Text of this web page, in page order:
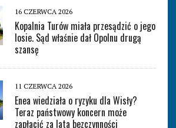
16 CZERWCA 2026
Kopalnia Turów miała przesądzić o jego
losie. Sąd właśnie dał Opolnu drugą
szansę
11 CZERWCA 2026
Enea wiedziała o ryzyku dla Wisły?
Teraz państwowy koncern może
zapłacić za lata bezczynności